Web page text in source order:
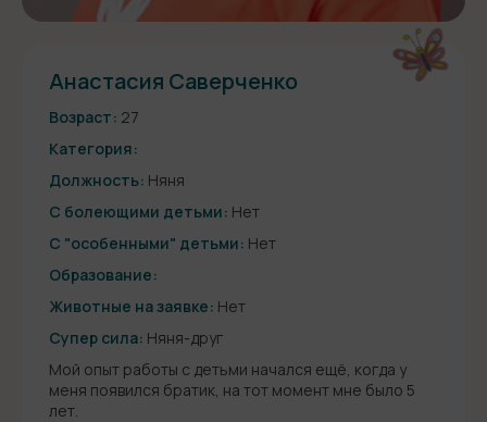
Анастасия Саверченко
Возраст: 27
Категория:
Должность: Няня
С болеющими детьми: Нет
С "особенными" детьми: Нет
Образование:
Животные на заявке: Нет
Супер сила: Няня-друг
Мой опыт работы с детьми начался ещё, когда у
меня появился братик, на тот момент мне было 5
лет.